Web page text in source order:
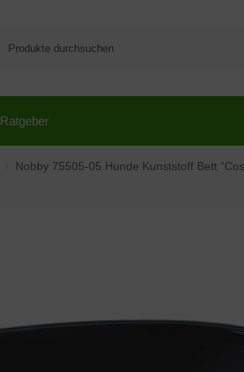
Ratgeber
Nobby 75505-05 Hunde Kunststoff Bett